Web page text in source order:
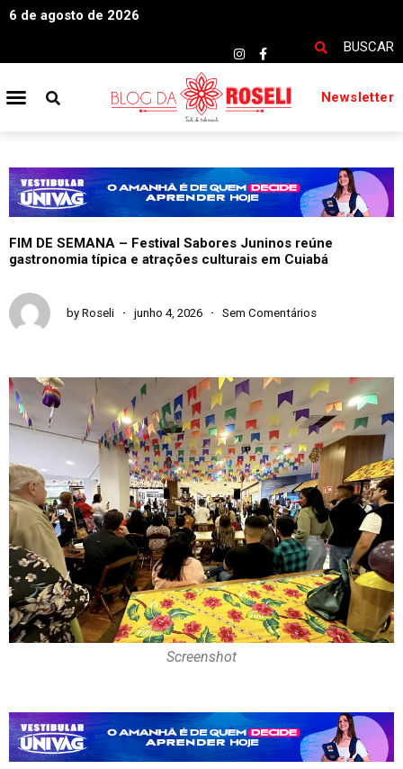
6 de agosto de 2026
BUSCAR
Newsletter
FIM DE SEMANA – Festival Sabores Juninos reúne
gastronomia típica e atrações culturais em Cuiabá
by Roseli junho 4, 2026 Sem Comentários
Screenshot